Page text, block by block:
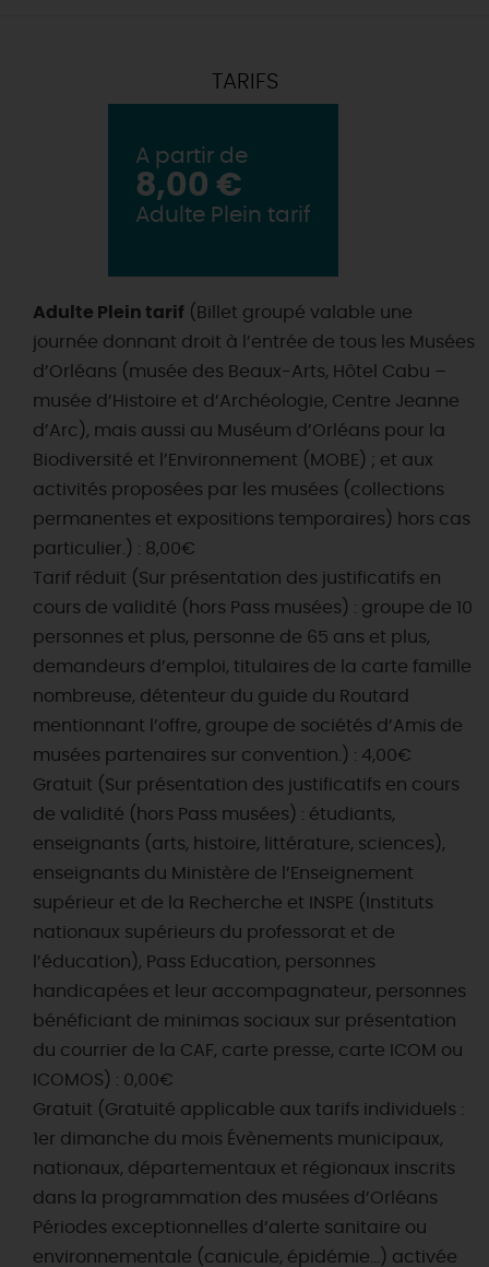
TARIFS
A partir de
8,00 €
Adulte Plein tarif
Adulte Plein tarif (Billet groupé valable une
journée donnant droit à l’entrée de tous les Musées
d’Orléans (musée des Beaux-Arts, Hôtel Cabu –
musée d’Histoire et d’Archéologie, Centre Jeanne
d’Arc), mais aussi au Muséum d’Orléans pour la
Biodiversité et l’Environnement (MOBE) ; et aux
activités proposées par les musées (collections
permanentes et expositions temporaires) hors cas
particulier.) : 8,00€
Tarif réduit (Sur présentation des justificatifs en
cours de validité (hors Pass musées) : groupe de 10
personnes et plus, personne de 65 ans et plus,
demandeurs d’emploi, titulaires de la carte famille
nombreuse, détenteur du guide du Routard
mentionnant l’offre, groupe de sociétés d’Amis de
musées partenaires sur convention.) : 4,00€
Gratuit (Sur présentation des justificatifs en cours
de validité (hors Pass musées) : étudiants,
enseignants (arts, histoire, littérature, sciences),
enseignants du Ministère de l’Enseignement
supérieur et de la Recherche et INSPE (Instituts
nationaux supérieurs du professorat et de
l’éducation), Pass Education, personnes
handicapées et leur accompagnateur, personnes
bénéficiant de minimas sociaux sur présentation
du courrier de la CAF, carte presse, carte ICOM ou
ICOMOS) : 0,00€
Gratuit (Gratuité applicable aux tarifs individuels :
1er dimanche du mois Évènements municipaux,
nationaux, départementaux et régionaux inscrits
dans la programmation des musées d’Orléans
Périodes exceptionnelles d’alerte sanitaire ou
environnementale (canicule, épidémie…) activée